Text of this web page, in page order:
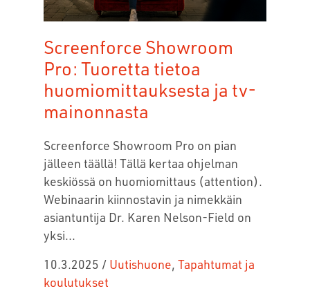
Screenforce Showroom
Pro: Tuoretta tietoa
huomiomittauksesta ja tv-
mainonnasta
Screenforce Showroom Pro on pian
jälleen täällä! Tällä kertaa ohjelman
keskiössä on huomiomittaus (attention).
Webinaarin kiinnostavin ja nimekkäin
asiantuntija Dr. Karen Nelson-Field on
yksi...
10.3.2025 / Uutishuone, Tapahtumat ja
koulutukset